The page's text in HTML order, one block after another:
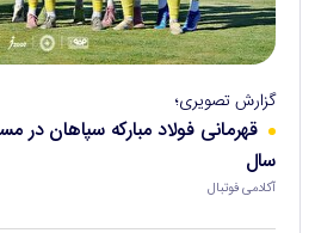
گزارش تصویری؛
سال
آکادمی فوتبال